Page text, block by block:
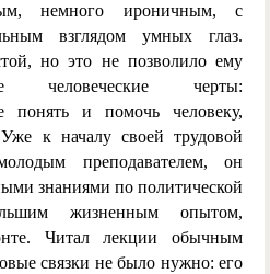
немного ироничным, с
взглядом умных глаз.
но это не позволило ему
человеческие черты:
понять и помочь человеку,
Уже к началу своей трудовой
преподавателем, он
знаниями по политической
жизненным опытом,
Читал лекции обычным
связки не было нужно: его